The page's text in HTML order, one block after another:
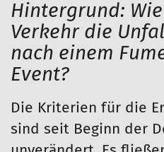
Hintergrund:
Verkehr die
nach einem
Event?
Die Kriterien für die
sind seit Beginn der